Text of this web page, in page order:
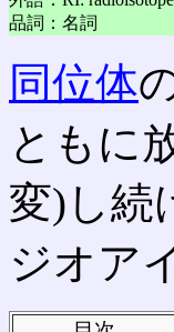
品詞：名詞
同位体
ともに
変)し続
ジオア